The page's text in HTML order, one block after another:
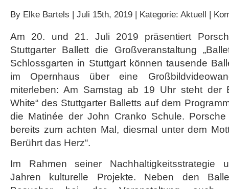
By Elke Bartels | Juli 15th, 2019 | Kategorie: Aktuell |
Am 20. und 21. Juli 2019 präsentiert
Stuttgarter Ballett die Großveranstaltung
Schlossgarten in Stuttgart können tausende
im Opernhaus über eine
miterleben: Am Samstag ab 19 Uhr steht der
White“ des Stuttgarter Balletts auf dem
die Matinée der John Cranko Schule. Porsche
bereits zum achten Mal, diesmal unter dem
Berührt das Herz“.
Im Rahmen seiner Nachhaltigkeitsstrategie
Jahren kulturelle Projekte. Neben den